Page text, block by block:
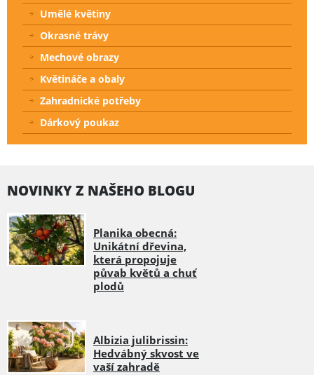
Umělé květiny
Okrasné trávy
Mechové obrazy
Květináče a obaly
Zahradnické potřeby
Dárkový poukaz
NOVINKY Z NAŠEHO BLOGU
Planika obecná:
Unikátní dřevina,
která propojuje
půvab květů a chuť
plodů
Albizia julibrissin:
Hedvábný skvost ve
vaší zahradě